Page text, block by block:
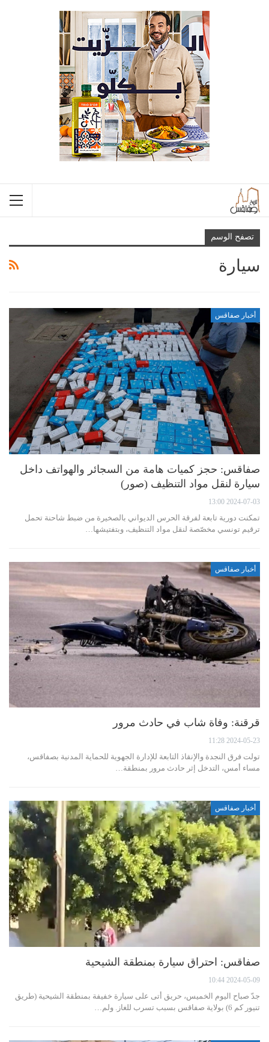
تصفح الوسم
سيارة
أخبار صفاقس
صفاقس: حجز كميات هامة من السجائر والهواتف داخل
سيارة لنقل مواد التنظيف (صور)
2024-07-03 13:00
تمكنت دورية تابعة لفرقة الحرس الديواني بالصخيرة من ضبط شاحنة تحمل
ترقيم تونسي مخصّصة لنقل مواد التنظيف، وبتفتيشها…
أخبار صفاقس
قرقنة: وفاة شاب في حادث مرور
2024-05-23 11:28
تولت فرق النجدة والإنقاذ التابعة للإدارة الجهوية للحماية المدنية بصفاقس،
مساء أمس، التدخل إثر حادث مرور بمنطقة…
أخبار صفاقس
صفاقس: احتراق سيارة بمنطقة الشيحية
2024-05-09 10:44
جدّ صباح اليوم الخميس، حريق أتى على سيارة خفيفة بمنطقة الشيحية (طريق
تنيور كم 6) بولاية صفاقس بسبب تسرب للغاز. ولم…